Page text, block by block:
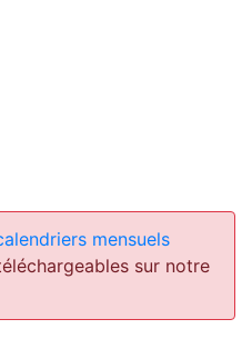
mensuels
sur notre